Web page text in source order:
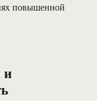
повышенной
и